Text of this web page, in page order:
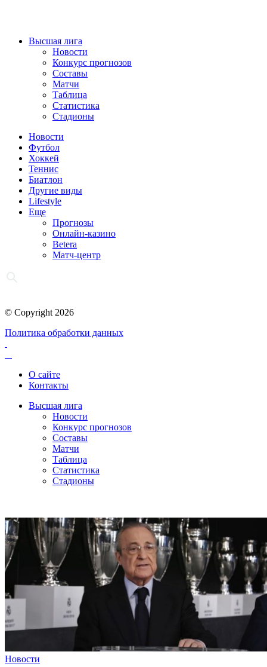
Высшая лига
Новости
Конкурс прогнозов
Составы
Матчи
Таблица
Статистика
Стадионы
Новости
Футбол
Хоккей
Теннис
Биатлон
Другие виды
Lifestyle
Еще
Прогнозы
Онлайн-казино
Betera
Матч-центр
© Copyright 2026
Политика обработки данных
О сайте
Контакты
Высшая лига
Новости
Конкурс прогнозов
Составы
Матчи
Таблица
Статистика
Стадионы
Новости